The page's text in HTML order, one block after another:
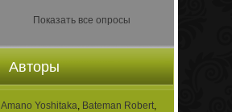
Показать все опросы
Авторы
Amano Yoshitaka, Bateman Robert,